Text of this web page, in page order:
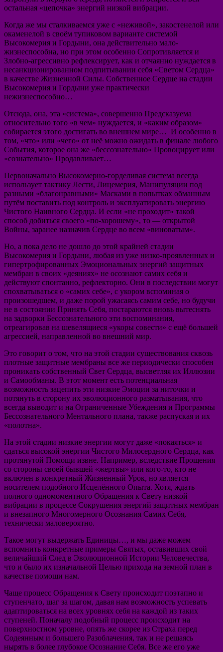
остальная «цепочка» энергий низкой вибрации.
Когда же мы сталкиваемся уже с «неживой», закостенелой или
окаменелой в своём тупиковом варианте системой
Высокомерия и Гордыни, она действительно мало-
жизнеспособна, но при этом особенно Сопротивляется и
Злобно-агрессивно рефлексирует, как и отчаянно нуждается в
несанкционированном подпитывании себя «Светом Сердца»
в качестве Жизненной Силы. Собственное Сердце на стадии
Высокомерия и Гордыни уже практически
нежизнеспособно…
Отсюда, она, эта «система», совершенно Предсказуема
относительно того «в чем» нуждается, и «каким образом»
собирается этого достигать во внешнем мире… И особенно в
том, «что» или «чего» от неё можно ожидать в финале любого
События, которое она же «бессознательно» Провоцирует или
«сознательно» Продавливает…
Первоначально Высокомерно-горделивая система всегда
использует тактику Лести, Лицемерия, Манипуляции под
разными «благонравными» Масками в попытках обманным
путём поставить под контроль и эксплуатировать энергию
Чистого Наивного Сердца. И если «не проходит» такой
способ добиться своего «по-хорошему», то — открытой
Войны, заранее назначив Сердце во всем «виноватым».
Но, а пока дело не дошло до этой крайней стадии
Высокомерия и Гордыни, любая из уже низко-проявленных и
гипертрофированных Эмоциональных энергий защитных
мембран в своих «деяниях» не осознают самих себя и
действуют спонтанно, рефлекторно. Они в последствии могут
спохватываться о «самих себе», с укором вспоминая о
произошедшем, и даже порой ужасаясь самим себе, но будучи
не в состоянии Принять Себя, постараются вновь вытеснять
на задворки Бессознательного эти воспоминания,
отреагировав на шевелящиеся «укоры совести» с ещё большей
агрессией, направленной во внешний мир.
Это говорит о том, что на этой стадии существования сквозь
плотные защитные мембраны все же периодически способен
проникать собственный Свет Сердца, высветляя их Иллюзии
и Самообманы. В этот момент есть потенциальная
возможность зацепить эти низкие Эмоции за ниточки и
потянуть в сторону их эволюционного разматывания, что
всегда выводит и на Ограниченные Убеждения и Программы
Бессознательного Ментального плана, также распуская и их
«полотна».
На этой стадии низкие энергии могут даже «покаяться» и
сдаться высокой энергии Чистого Милосердного Сердца, как
протянутой Помощи извне. Например, вследствие Прощения
со стороны своей бывшей «жертвы» или кого-то, кто не
включен в конкретный Жизненный Урок, но является
носителем подобного Исцелённого Опыта. Хотя, ждать
полного одномоментного Обращения к Свету низкой
вибрации в процессе Сокрушения энергий защитных мембран
и внезапного Многомерного Осознания Самих Себя,
технически маловероятно.
Такое могут выдержать Единицы…, и мы даже можем
вспомнить конкретные примеры Святых, оставивших свой
величайший След в Эволюционной Истории Человечества,
что и было их изначальной Целью прихода на земной план в
качестве помощи нам.
Чаще процесс Обращения к Свету происходит поэтапно и
ступенчато, шаг за шагом, давая нам возможность успевать
адаптироваться на всех уровнях себя на каждой из таких
ступеней. Поначалу подобный процесс происходит на
поверхностном уровне, опять же скорее из Страха перед
Содеянным и большего Разоблачения, так и не решаясь
нырять в более глубокое Осознание Себя. Все же его уже